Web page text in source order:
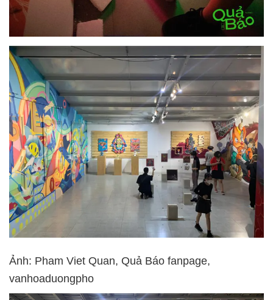
Ảnh: Pham Viet Quan, Quả Báo fanpage,
vanhoaduongpho